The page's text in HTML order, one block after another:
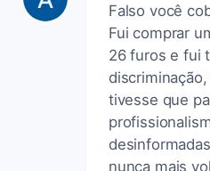
Falso você
Fui comprar
26 furos e fui
tivesse que
nunca mais